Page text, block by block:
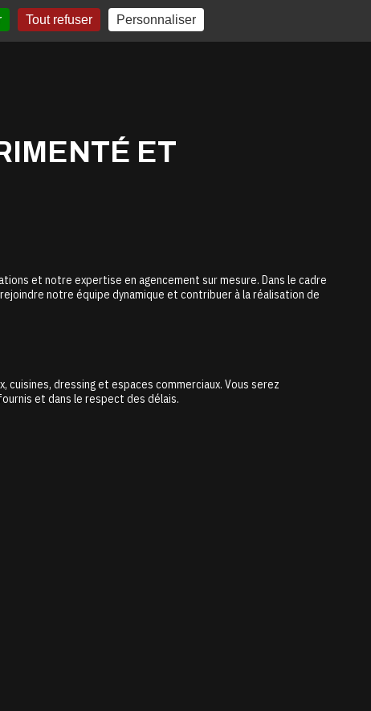
ET
et notre expertise en agencement sur mesure. Dans le cadre
notre équipe dynamique et contribuer à la réalisation de
cuisines, dressing et espaces commerciaux. Vous serez
et dans le respect des délais.
Tout refuser Personnaliser